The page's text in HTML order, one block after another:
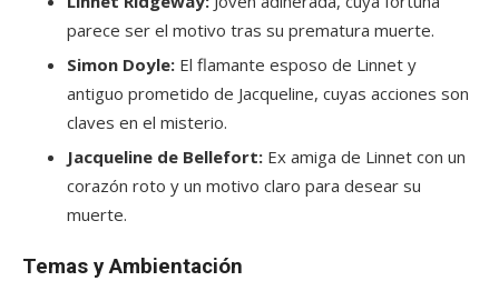
parece ser el motivo tras su prematura muerte.
Simon Doyle: El flamante esposo de Linnet y
antiguo prometido de Jacqueline, cuyas acciones son
claves en el misterio.
Jacqueline de Bellefort: Ex amiga de Linnet con un
corazón roto y un motivo claro para desear su
muerte.
Temas y Ambientación